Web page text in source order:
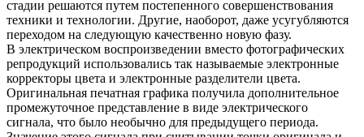
стадии решаются путем постепенного совершенствования
техники и технологии. Другие, наоборот, даже усугубляются
переходом на следующую качественно новую фазу.
В электрическом воспроизведении вместо фотографических
репродукций использовались так называемые электронные
корректоры цвета и электронные разделители цвета.
Оригинальная печатная графика получила дополнительное
промежуточное представление в виде электрического
сигнала, что было необычно для предыдущего периода.